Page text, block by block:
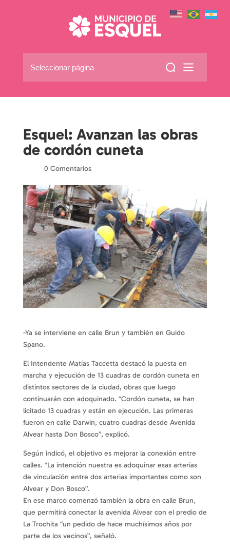
Seleccionar página
Esquel: Avanzan las obras
de cordón cuneta
0 Comentarios
-Ya se interviene en calle Brun y también en Guido
Spano.
El Intendente Matías Taccetta destacó la puesta en
marcha y ejecución de 13 cuadras de cordón cuneta en
distintos sectores de la ciudad, obras que luego
continuarán con adoquinado. “Cordón cuneta, se han
licitado 13 cuadras y están en ejecución. Las primeras
fueron en calle Darwin, cuatro cuadras desde Avenida
Alvear hasta Don Bosco”, explicó.
Según indicó, el objetivo es mejorar la conexión entre
calles. “La intención nuestra es adoquinar esas arterias
de vinculación entre dos arterias importantes como son
Alvear y Don Bosco”.
En ese marco comenzó también la obra en calle Brun,
que permitirá conectar la avenida Alvear con el predio de
La Trochita “un pedido de hace muchísimos años por
parte de los vecinos”, señaló.